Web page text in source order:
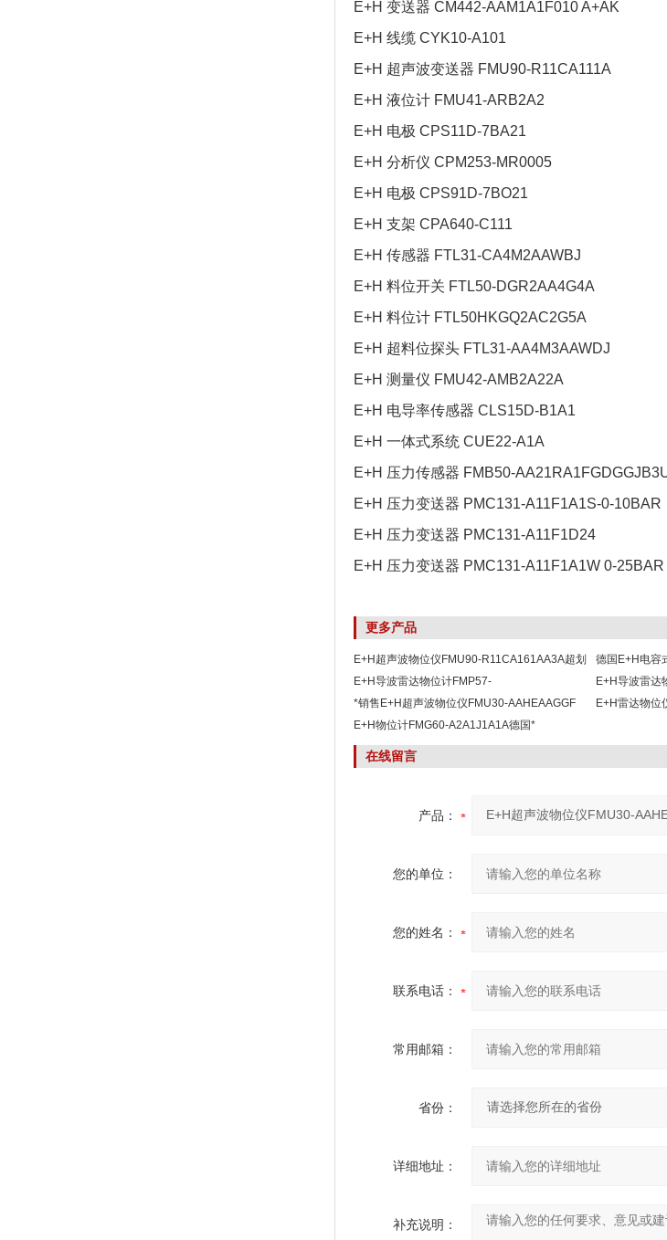
E+H 变送器 CM442-AAM1A1F010 A+AK
E+H 线缆 CYK10-A101
E+H 超声波变送器 FMU90-R11CA111A
E+H 液位计 FMU41-ARB2A2
E+H 电极 CPS11D-7BA21
E+H 分析仪 CPM253-MR0005
E+H 电极 CPS91D-7BO21
E+H 支架 CPA640-C111
E+H 传感器 FTL31-CA4M2AAWBJ
E+H 料位开关 FTL50-DGR2AA4G4A
E+H 料位计 FTL50HKGQ2AC2G5A
E+H 超料位探头 FTL31-AA4M3AAWDJ
E+H 测量仪 FMU42-AMB2A22A
E+H 电导率传感器 CLS15D-B1A1
E+H 一体式系统 CUE22-A1A
E+H 压力传感器 FMB50-
E+H 压力变送器 PMC131-A11F1A1S-0-10BAR
E+H 压力变送器 PMC131-A11F1D24
E+H 压力变送器 PMC131-A11F1A1W 0-25BAR
更多产品
E+H超声波物位仪FMU90-R11CA161AA3A超划
算
德国E+H电容
E+H导波雷达物位计FMP57-
AAACCAAEA4GGE+LA
E+H导波雷达
*销售E+H超声波物位仪FMU30-AAHEAAGGF
E+H雷达物位
E+H物位计FMG60-A2A1J1A1A德国*
在线留言
产品：
您的单位：
您的姓名：
联系电话：
常用邮箱：
省份：
详细地址：
补充说明：